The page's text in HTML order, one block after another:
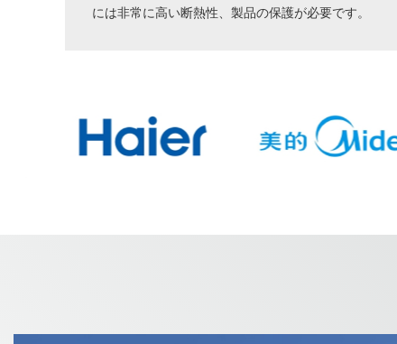
には非常に高い断熱性、製品の保護が必要です。